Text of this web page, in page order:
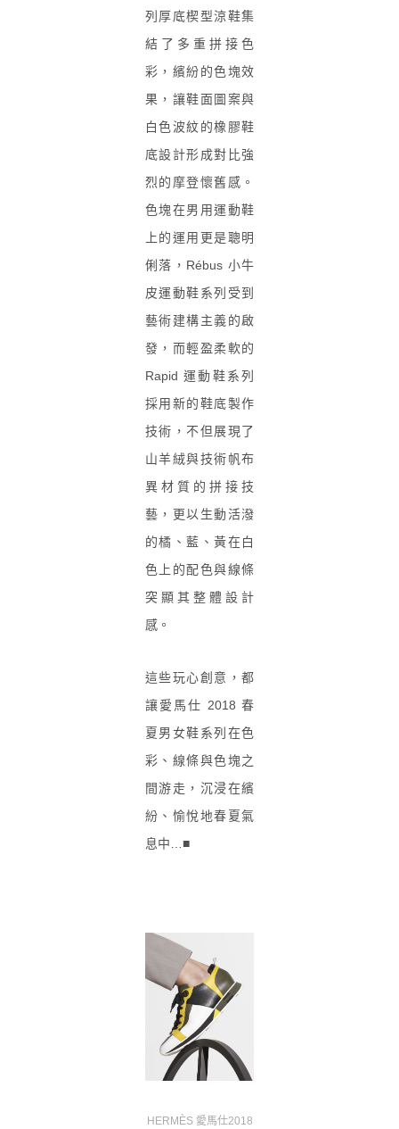
列厚底楔型涼鞋集
結 了 多重拼接色
彩，繽紛的色塊效
果，讓鞋面圖案與
白色波紋的橡膠鞋
底設計形成對比強
烈的摩登懷舊感。
色塊在男用運動鞋
上的運用更是聰明
俐落，Rébus 小牛
皮運動鞋系列 受到
藝術建構主義的啟
發 ，而輕盈柔軟的
Rapid 運動鞋系列
採用新的鞋底製作
技術， 不但展現了
山羊絨與技術帆布
異 材質的拼接技
藝，更以 生動活潑
的橘、藍、黃在白
色上的配色與線條
突顯其整體設計
感。
這些玩心創意，都
讓愛馬仕 2018 春
夏男女鞋系列在色
彩、線條與色塊之
間游走，沉浸在繽
紛、愉悅地春夏氣
息中…■
HERMÈS 愛馬仕2018